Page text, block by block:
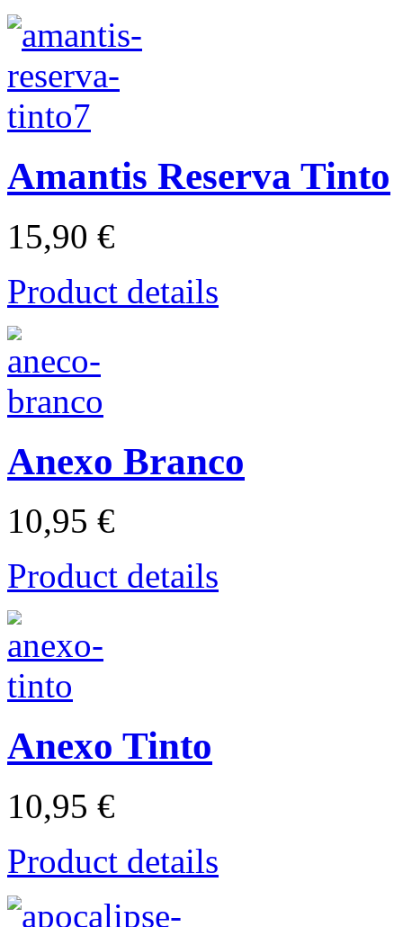
Amantis Reserva Tinto
15,90 €
Product details
Anexo Branco
10,95 €
Product details
Anexo Tinto
10,95 €
Product details